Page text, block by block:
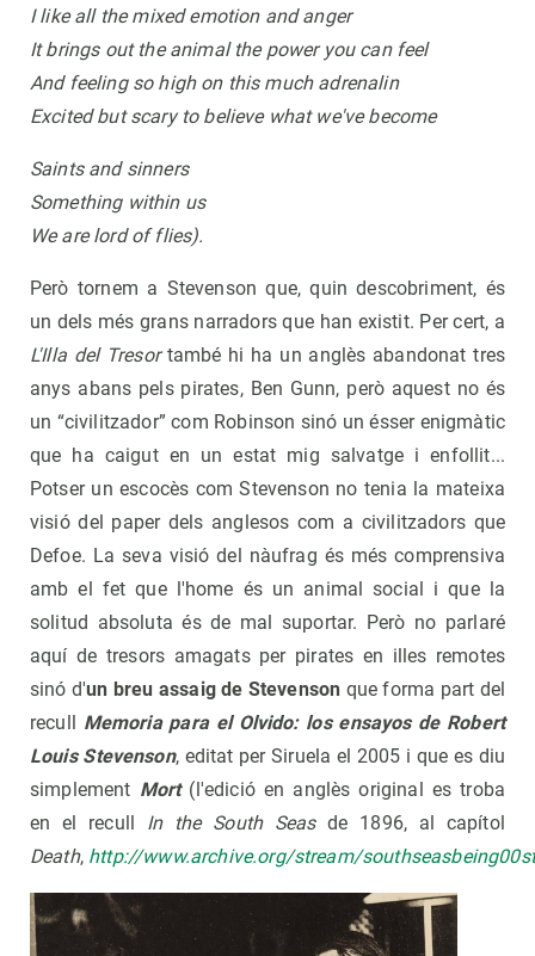
I like all the mixed emotion and anger
It brings out the animal the power you can feel
And feeling so high on this much adrenalin
Excited but scary to believe what we've become
Saints and sinners
Something within us
We are lord of flies).
Però tornem a Stevenson que, quin descobriment, és
un dels més grans narradors que han existit. Per cert, a
L'Illa del Tresortambé hi ha un anglès abandonat tres
anys abans pels pirates, Ben Gunn, però aquest no és
un “civilitzador” com Robinson sinó un ésser enigmàtic
que ha caigut en un estat mig salvatge i enfollit...
Potser un escocès com Stevenson no tenia la mateixa
visió del paper dels anglesos com a civilitzadors que
Defoe. La seva visió del nàufrag és més comprensiva
amb el fet que l'home és un animal social i que la
solitud absoluta és de mal suportar. Però no parlaré
aquí de tresors amagats per pirates en illes remotes
sinó d'un breu assaig de Stevenson que forma part del
recull Memoria para el Olvido: los ensayos de Robert
Louis Stevenson, editat per Siruela el 2005 i que es diu
simplement Mort (l'edició en anglès original es troba
en el recull In the South Seasde 1896, al capítol
Death, http://www.archive.org/stream/